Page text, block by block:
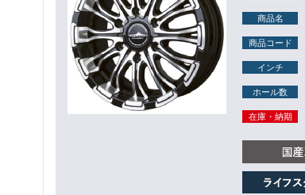
商品名
商品コード
インチ
ホール数
在庫・納期